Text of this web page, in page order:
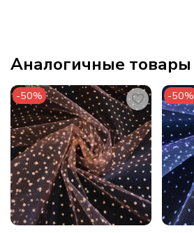
Аналогичные товары
-50% -50%